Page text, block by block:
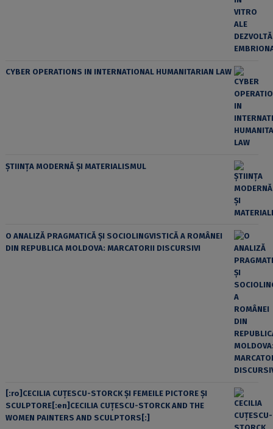
CYBER OPERATIONS IN INTERNATIONAL HUMANITARIAN LAW
ȘTIINȚA MODERNĂ ȘI MATERIALISMUL
O ANALIZĂ PRAGMATICĂ ȘI SOCIOLINGVISTICĂ A ROMÂNEI
DIN REPUBLICA MOLDOVA: MARCATORII DISCURSIVI
[:ro]CECILIA CUŢESCU-STORCK ŞI FEMEILE PICTORE ŞI
SCULPTORE[:en]CECILIA CUŢESCU-STORCK AND THE
WOMEN PAINTERS AND SCULPTORS[:]